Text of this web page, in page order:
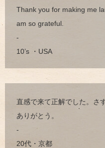
Thank you for making me
am so grateful.
-
10’s ・USA
直感で来て正解でした。さ
ありがとう。
-
20代・京都